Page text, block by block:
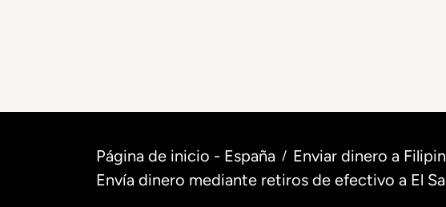
Página de inicio - España / Enviar dinero a
Envía dinero mediante retiros de efectivo a El